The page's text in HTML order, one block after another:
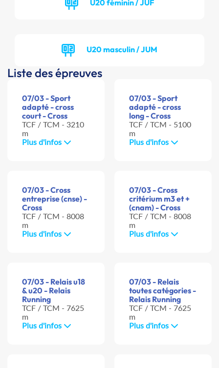
U20 féminin / JUF
U20 masculin / JUM
Liste des épreuves
07/03 - Sport
adapté - cross
court - Cross
TCF / TCM - 3210
m
Plus d'infos
07/03 - Sport
adapté - cross
long - Cross
TCF / TCM - 5100
m
Plus d'infos
07/03 - Cross
entreprise (cnse) -
Cross
TCF / TCM - 8008
m
Plus d'infos
07/03 - Cross
critérium m3 et +
(cnam) - Cross
TCF / TCM - 8008
m
Plus d'infos
07/03 - Relais u18
& u20 - Relais
Running
TCF / TCM - 7625
m
Plus d'infos
07/03 - Relais
toutes catégories -
Relais Running
TCF / TCM - 7625
m
Plus d'infos